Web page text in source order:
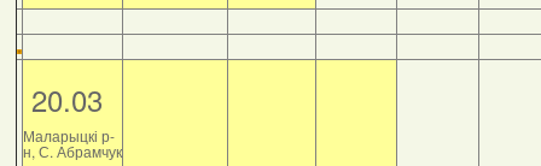
20.03
Маларыцкі р-
н, С. Абрамчук